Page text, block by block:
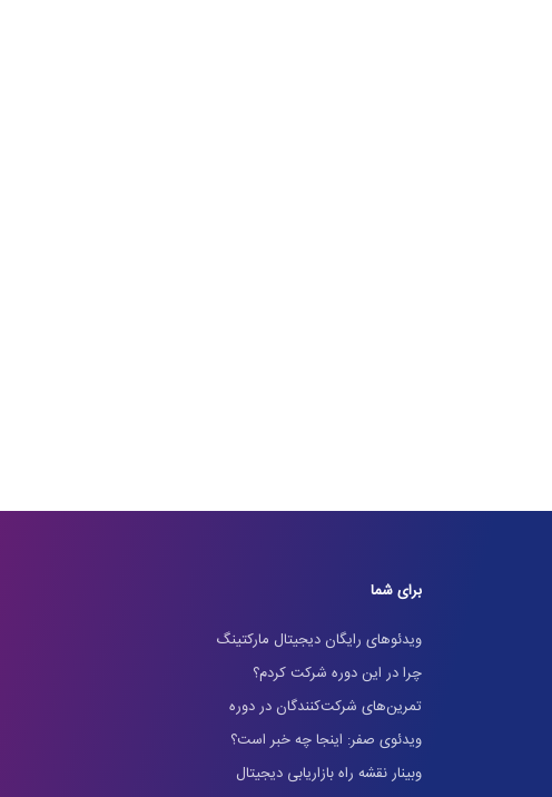
برای شما
ویدئوهای رایگان دیجیتال مارکتینگ
چرا در این دوره شرکت کردم؟
تمرین‌های شرکت‌کنندگان در دوره
ویدئوی صفر: اینجا چه خبر است؟
وبینار نقشه راه بازاریابی دیجیتال